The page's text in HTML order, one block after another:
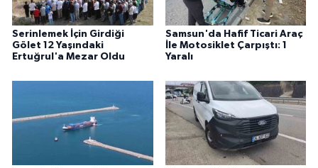
Serinlemek İçin Girdiği
Gölet 12 Yaşındaki
Ertuğrul'a Mezar Oldu
Samsun'da Hafif Ticari Araç
İle Motosiklet Çarpıştı: 1
Yaralı